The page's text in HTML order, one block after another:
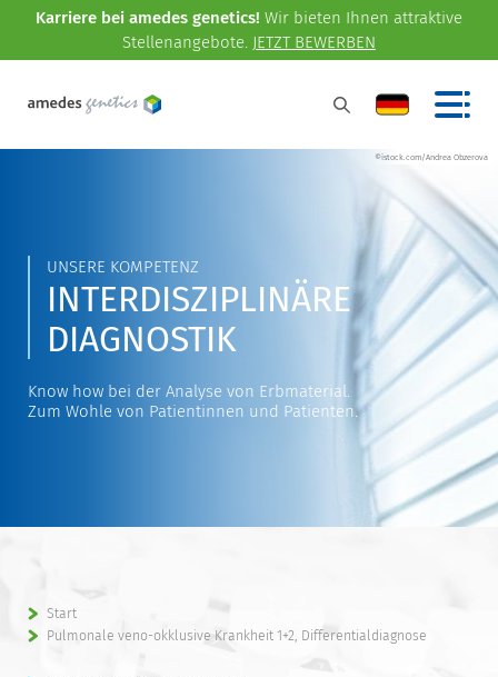
Karriere bei amedes genetics! Wir bieten Ihnen attraktive
Stellenangebote. JETZT BEWERBEN
©istock.com/Andrea Obzerova
UNSERE KOMPETENZ
INTERDISZIPLINÄRE
DIAGNOSTIK
Know how bei der Analyse von Erbmaterial.
Zum Wohle von Patientinnen und Patienten.
Start
Pulmonale veno-okklusive Krankheit 1+2, Differentialdiagnose